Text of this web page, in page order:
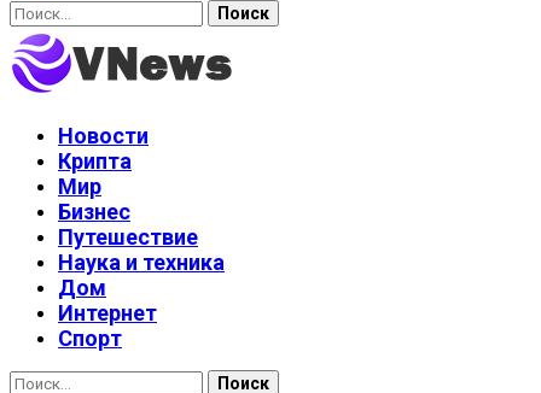
Найти:
Новости
Крипта
Мир
Бизнес
Путешествие
Наука и техника
Дом
Интернет
Спорт
Найти: